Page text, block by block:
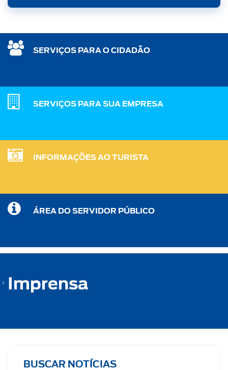
SERVIÇOS PARA O CIDADÃO
SERVIÇOS PARA SUA EMPRESA
INFORMAÇÕES AO TURISTA
ÁREA DO SERVIDOR PÚBLICO
Imprensa
BUSCAR NOTÍCIAS